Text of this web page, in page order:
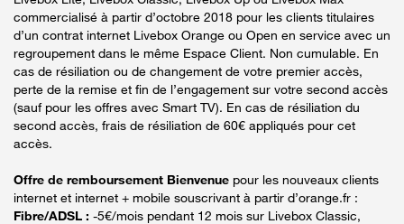
commercialisé à partir d’octobre 2018 pour les clients titulaires
d’un contrat internet Livebox Orange ou Open en service avec un
regroupement dans le même Espace Client. Non cumulable. En
cas de résiliation ou de changement de votre premier accès,
perte de la remise et fin de l’engagement sur votre second accès
(sauf pour les offres avec Smart TV). En cas de résiliation du
second accès, frais de résiliation de 60€ appliqués pour cet
accès.
Offre de remboursement Bienvenue pour les nouveaux clients
internet et internet + mobile souscrivant à partir d’orange.fr :
Fibre/ADSL : -5€/mois pendant 12 mois sur Livebox Classic,